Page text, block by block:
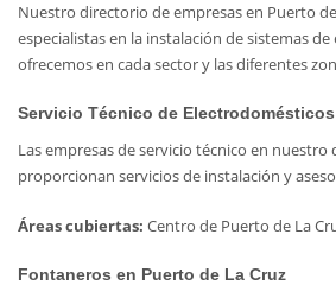
Nuestro directorio de empresas en Puerto
especialistas en la instalación de sistemas
ofrecemos en cada sector y las diferentes
Servicio Técnico de
Las empresas de servicio técnico en
proporcionan servicios de instalación y
Áreas cubiertas: Centro de Puerto de La
Fontaneros en Puerto de La Cruz